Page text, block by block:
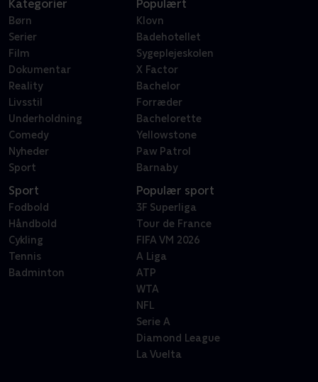
Kategorier
Børn
Serier
Film
Dokumentar
Reality
Livsstil
Underholdning
Comedy
Nyheder
Sport
Populært
Klovn
Badehotellet
Sygeplejeskolen
X Factor
Bachelor
Forræder
Bachelorette
Yellowstone
Paw Patrol
Barnaby
Sport
Fodbold
Håndbold
Cykling
Tennis
Badminton
Populær sport
3F Superliga
Tour de France
FIFA VM 2026
A Liga
ATP
WTA
NFL
Serie A
Diamond League
La Vuelta